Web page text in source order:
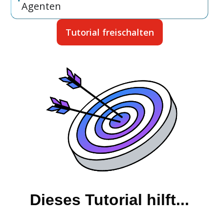
Agenten
Tutorial freischalten
Dieses Tutorial hilft...